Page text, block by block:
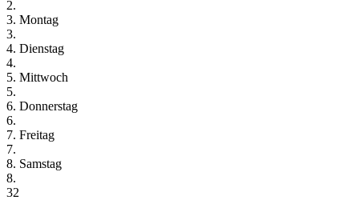
2.
3. Montag
3.
4. Dienstag
4.
5. Mittwoch
5.
6. Donnerstag
6.
7. Freitag
7.
8. Samstag
8.
32